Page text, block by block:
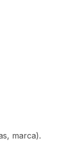
marca).